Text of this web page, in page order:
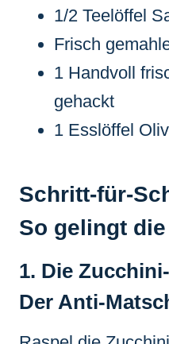
1/2 Teelöffel
Frisch
1 Handvoll
gehackt
1 Esslöffel
Schritt-für-
So gelingt
1. Die
Der Anti-